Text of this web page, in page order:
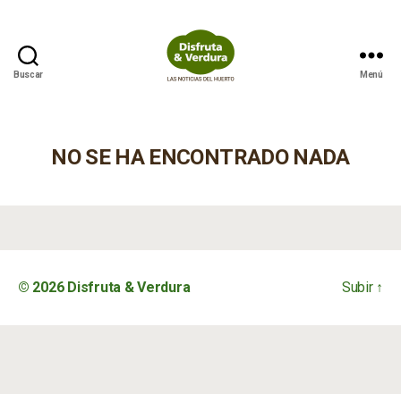
Buscar Menú
NO SE HA ENCONTRADO NADA
© 2026 Disfruta & Verdura Subir ↑